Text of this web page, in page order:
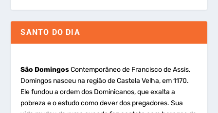
SANTO DO DIA
São DomingosContemporâneo de Francisco de Assis,
Domingos nasceu na região de Castela Velha, em 1170.
Ele fundou a ordem dos Dominicanos, que exalta a
pobreza e o estudo como dever dos pregadores. Sua